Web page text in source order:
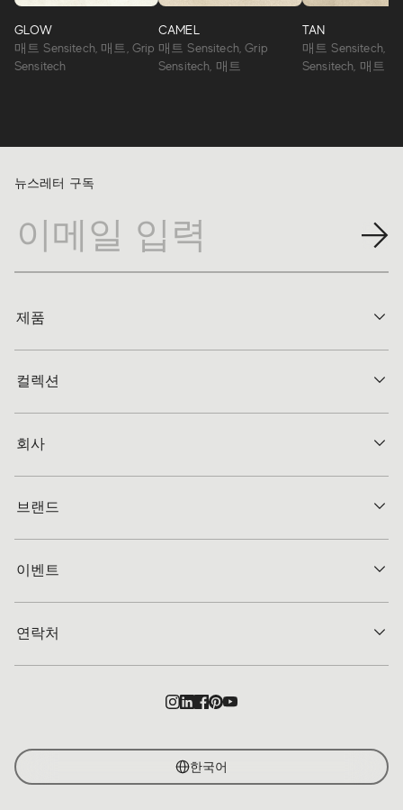
GLOW
매트 Sensitech, 매트, Grip
Sensitech
CAMEL
매트 Sensitech, Grip
Sensitech, 매트
TAN
매트 Sensitech,
Sensitech, 매트
뉴스레터 구독
제품
컬렉션
회사
브랜드
이벤트
연락처
한국어